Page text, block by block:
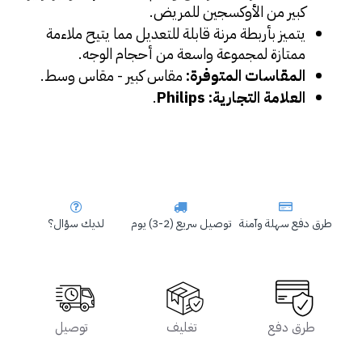
طرق دفع سهلة وآمنة توصيل سريع (2-3) يوم لديك سؤال؟
كبير من الأوكسجين للمريض.
ممتازة لمجموعة واسعة من أحجام الوجه.
المقاسات المتوفرة: مقاس كبير - مقاس وسط.
العلامة التجارية: Philips
.
طرق دفع تغليف توصيل